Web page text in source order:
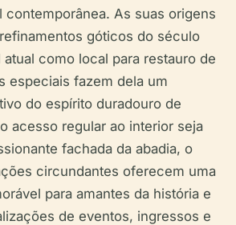
contemporânea. As suas origens
góticos do século
como local para restauro de
especiais fazem dela um
do espírito duradouro de
acesso regular ao interior seja
fachada da abadia, o
circundantes oferecem uma
para amantes da história e
de eventos, ingressos e